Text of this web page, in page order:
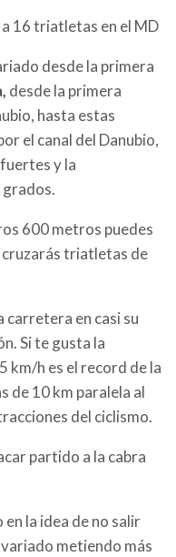
16 triatletas en el MD
desde la primera
desde la primera
hasta estas
el canal del Danubio,
y la
grados.
600 metros puedes
cruzarás triatletas de
carretera en casi su
Si te gusta la
km/h es el record de la
de 10 km paralela al
del ciclismo.
partido a la cabra
en la idea de no salir
metiendo más